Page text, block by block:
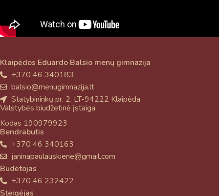
Klaipėdos Eduardo Balsio menų gimnazija
+370 46 340183
balsio@menugimnazija.lt
Statybininkų pr. 2, LT-94222 Klaipėda
Valstybės biudžetinė įstaiga
Kodas 190979923
Bendrabutis
+370 46 340163
janinapaulauskiene@gmail.com
Budėtojas
+370 46 232422
Steigėjas